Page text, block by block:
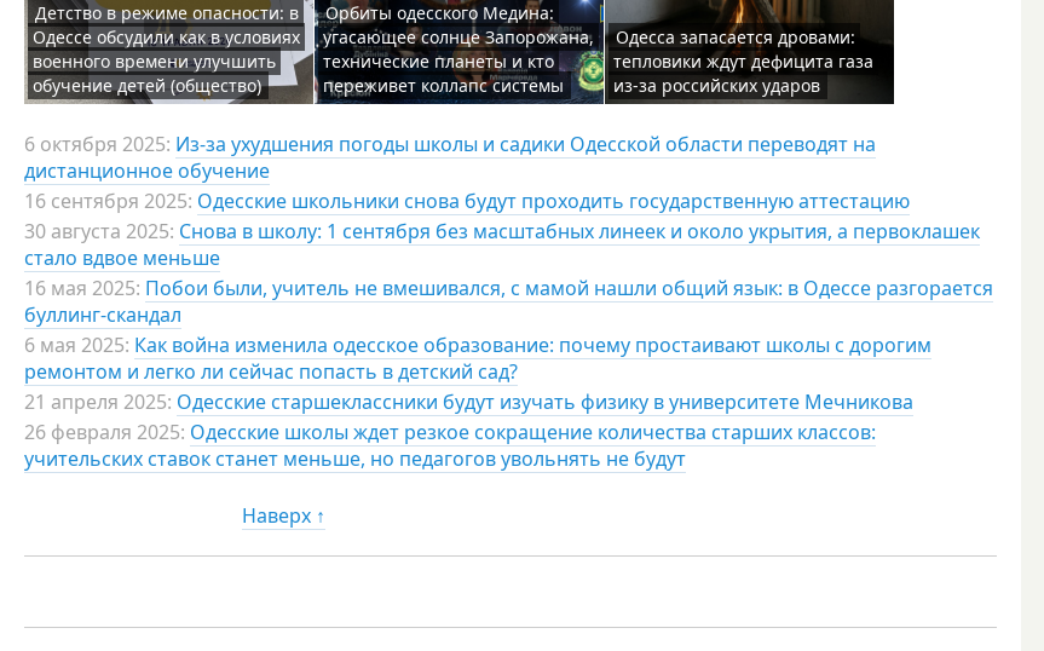
Детство в режиме опасности: в
Одессе обсудили как в условиях
военного времени улучшить
обучение детей (общество)
Орбиты одесского Медина:
угасающее солнце Запорожана,
технические планеты и кто
переживет коллапс системы
Одесса запасается дровами:
тепловики ждут дефицита газа
из-за российских ударов
6 октября 2025: Из-за ухудшения погоды школы и садики Одесской области переводят на
дистанционное обучение
16 сентября 2025: Одесские школьники снова будут проходить государственную аттестацию
30 августа 2025: Снова в школу: 1 сентября без масштабных линеек и около укрытия, а первоклашек
стало вдвое меньше
16 мая 2025: Побои были, учитель не вмешивался, с мамой нашли общий язык: в Одессе разгорается
буллинг-скандал
6 мая 2025: Как война изменила одесское образование: почему простаивают школы с дорогим
ремонтом и легко ли сейчас попасть в детский сад?
21 апреля 2025: Одесские старшеклассники будут изучать физику в университете Мечникова
26 февраля 2025: Одесские школы ждет резкое сокращение количества старших классов:
учительских ставок станет меньше, но педагогов увольнять не будут
Наверх ↑